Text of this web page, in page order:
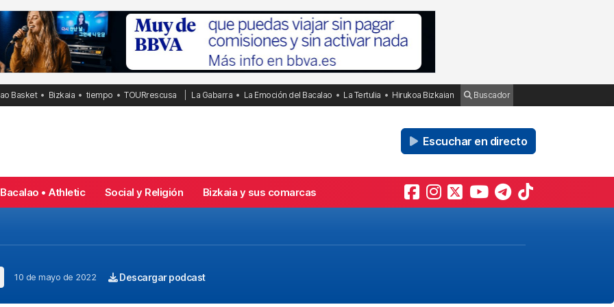
Basket Bizkaia tiempo TOURrescusa La Gabarra La Emoción del Bacalao La Tertulia Hirukoa Bizkaian Buscador
Escuchar en directo
Bacalao • Athletic Social y Religión Bizkaia y sus comarcas
10 de mayo de 2022 Descargar podcast